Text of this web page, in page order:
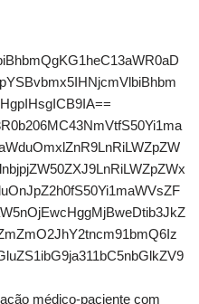
médico-paciente com